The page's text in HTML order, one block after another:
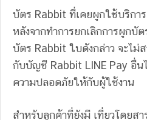
บัตร Rabbit ที่เคยผูกใช้บริกา
หลังจากทำการยกเลิกการผูกบั
บัตร Rabbit ใบดังกล่าว จะไม่
กับบัญชี Rabbit LINE Pay อื่น
ความปลอดภัยให้กับผู้ใช้งาน
สำหรับลูกค้าที่ยังมี เที่ยวโดยส